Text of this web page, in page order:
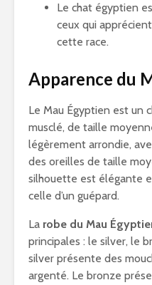
Le chat égyptien
ceux qui
cette race.
Apparence du
Le Mau Égyptien est un
musclé, de taille
légèrement arrondie,
des oreilles de taille
silhouette est élégante
celle d’un guépard.
La robe du Mau
principales : le silver, le
silver présente des
argenté. Le bronze